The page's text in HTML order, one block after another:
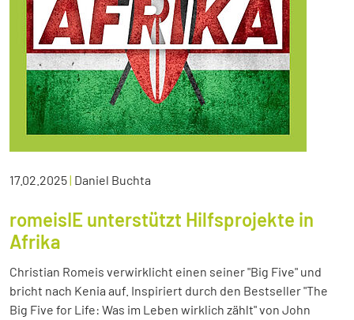
17.02.2025| Daniel Buchta
romeisIE unterstützt Hilfsprojekte in
Afrika
Christian Romeis verwirklicht einen seiner "Big Five" und
bricht nach Kenia auf. Inspiriert durch den Bestseller "The
Big Five for Life: Was im Leben wirklich zählt" von John